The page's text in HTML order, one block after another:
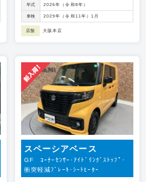
年式 2026年（令和8年）
車検 2029年（令和11年）1月
店舗 大阪本店
スペーシアベース
GF ｺｰﾅｰｾﾝｻｰ･ｱｲﾄﾞﾘﾝｸﾞｽﾄｯﾌﾟ･
衝突軽減ﾌﾞﾚｰｷ･ｼｰﾄﾋｰﾀｰ